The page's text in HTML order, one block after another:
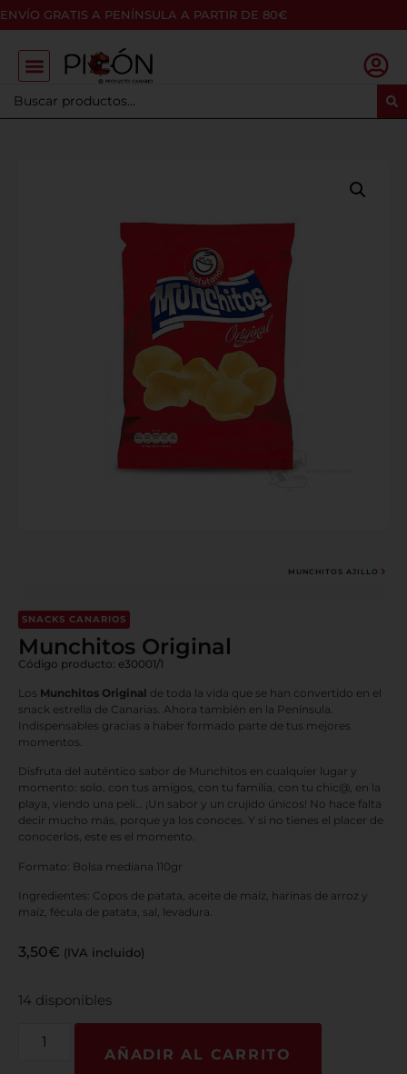
ENVÍO GRATIS A PENÍNSULA A PARTIR DE 80€
MUNCHITOS AJILLO
SNACKS CANARIOS
Munchitos Original
Código producto: e30001/1
Los Munchitos Original de toda la vida que se han convertido en el
snack estrella de Canarias. Ahora también en la Península.
Indispensables gracias a haber formado parte de tus mejores
momentos.
Disfruta del auténtico sabor de Munchitos en cualquier lugar y
momento: solo, con tus amigos, con tu familia, con tu chic@, en la
playa, viendo una peli… ¡Un sabor y un crujido únicos! No hace falta
decir mucho más, porque ya los conoces. Y si no tienes el placer de
conocerlos, este es el momento.
Formato: Bolsa mediana 110gr
Ingredientes: Copos de patata, aceite de maíz, harinas de arroz y
maíz, fécula de patata, sal, levadura.
3,50€ (IVA incluido)
14 disponibles
AÑADIR AL CARRITO